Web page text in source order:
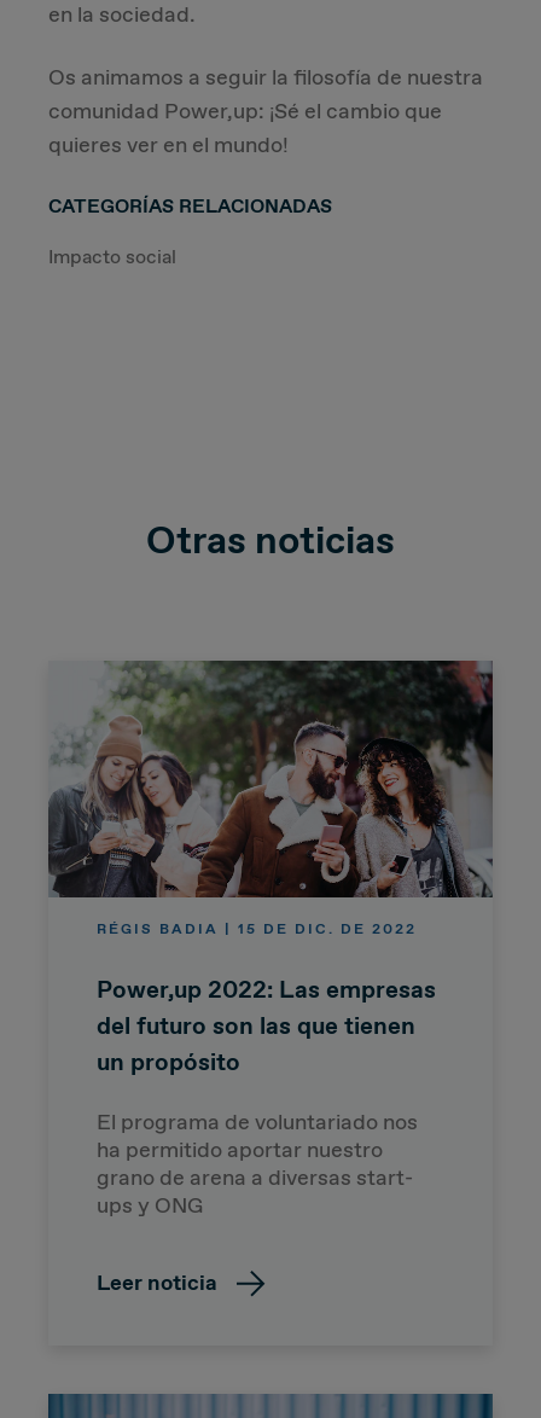
en la sociedad.
Os animamos a seguir la filosofía de nuestra
comunidad Power,up: ¡Sé el cambio que
quieres ver en el mundo!
CATEGORÍAS RELACIONADAS
Impacto social
Otras noticias
RÉGIS BADIA | 15 DE DIC. DE 2022
Power,up 2022: Las empresas
del futuro son las que tienen
un propósito
El programa de voluntariado nos
ha permitido aportar nuestro
grano de arena a diversas start-
ups y ONG
Leer noticia